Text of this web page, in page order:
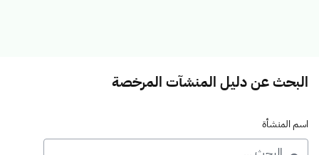
البحث عن دليل المنشآت المرخصة
اسم المنشأة